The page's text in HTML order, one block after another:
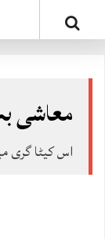
معاشی
اس کیٹا گری